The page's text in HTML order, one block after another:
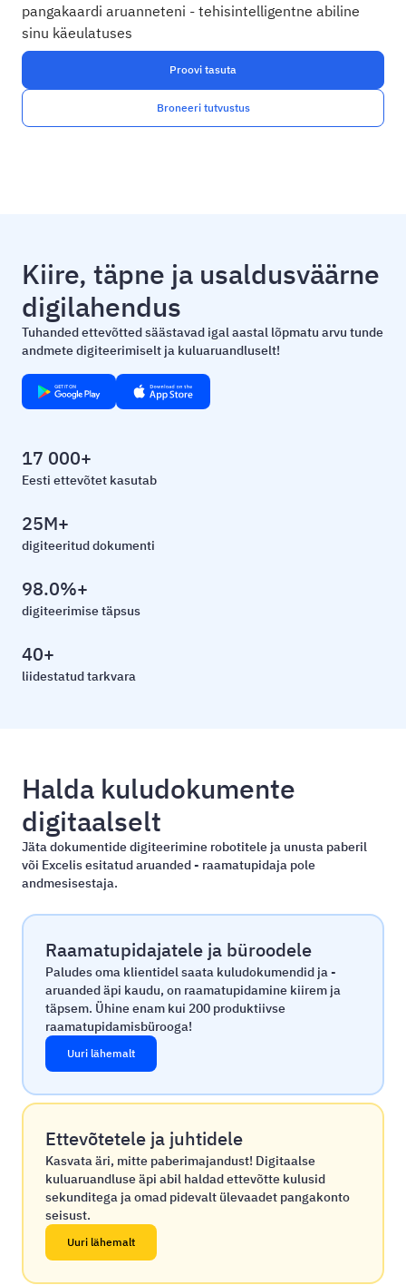
pangakaardi aruanneteni - tehisintelligentne abiline
sinu käeulatuses
Proovi tasuta
Broneeri tutvustus
Kiire, täpne ja usaldusväärne
digilahendus
Tuhanded ettevõtted säästavad igal aastal lõpmatu arvu tunde
andmete digiteerimiselt ja kuluaruandluselt!
17 000+
Eesti ettevõtet kasutab
25M+
digiteeritud dokumenti
98.0%+
digiteerimise täpsus
40+
liidestatud tarkvara
Halda kuludokumente
digitaalselt
Jäta dokumentide digiteerimine robotitele ja unusta paberil
või Excelis esitatud aruanded - raamatupidaja pole
andmesisestaja.
Raamatupidajatele ja büroodele
Paludes oma klientidel saata kuludokumendid ja -
aruanded äpi kaudu, on raamatupidamine kiirem ja
täpsem. Ühine enam kui 200 produktiivse
raamatupidamisbürooga!
Uuri lähemalt
Ettevõtetele ja juhtidele
Kasvata äri, mitte paberimajandust! Digitaalse
kuluaruandluse äpi abil haldad ettevõtte kulusid
sekunditega ja omad pidevalt ülevaadet pangakonto
seisust.
Uuri lähemalt